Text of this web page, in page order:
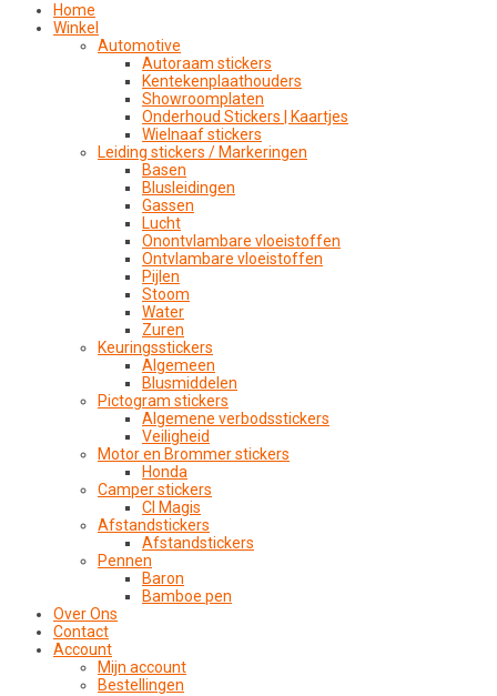
Home
Winkel
Automotive
Autoraam stickers
Kentekenplaathouders
Showroomplaten
Onderhoud Stickers | Kaartjes
Wielnaaf stickers
Leiding stickers / Markeringen
Basen
Blusleidingen
Gassen
Lucht
Onontvlambare vloeistoffen
Ontvlambare vloeistoffen
Pijlen
Stoom
Water
Zuren
Keuringsstickers
Algemeen
Blusmiddelen
Pictogram stickers
Algemene verbodsstickers
Veiligheid
Motor en Brommer stickers
Honda
Camper stickers
CI Magis
Afstandstickers
Afstandstickers
Pennen
Baron
Bamboe pen
Over Ons
Contact
Account
Mijn account
Bestellingen